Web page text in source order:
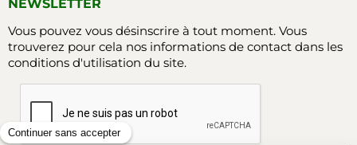
NEWSLETTER
Vous pouvez vous désinscrire à tout moment. Vous
trouverez pour cela nos informations de contact dans les
conditions d'utilisation du site.